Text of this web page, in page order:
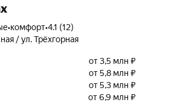
•комфорт•4.1 (12)
/ ул. Трёхгорная
от 3,5 млн ₽
от 5,8 млн ₽
от 5,3 млн ₽
от 6,9 млн ₽